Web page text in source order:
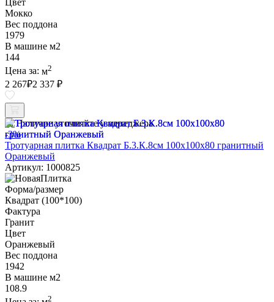
Цвет
Мокко
Вес поддона
1979
В машине м2
144
Цена за: м2
2 267₽2 337 ₽
Наличие уточняйте у менеджера
-3%
Тротуарная плитка Квадрат Б.3.К.8см 100х100х80 гранитный
Оранжевый
Артикул: 1000825
Форма/размер
Квадрат (100*100)
Фактура
Гранит
Цвет
Оранжевый
Вес поддона
1942
В машине м2
108.9
2